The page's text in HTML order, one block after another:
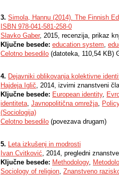
3. Simola, Hannu (2014). The Finnish
ISBN 978-041-581-258-0
Slavko Gaber, 2015, recenzija, prikaz
Ključne besede: education system,
Celotno besedilo (datoteka, 110,54 KB)
4. Dejavniki oblikovanja kolektivne
Hajdeja Iglič, 2014, izvirni znanstveni
Ključne besede: European identity,
identiteta, Javnopolitična omrežja,
(Sociologija)
Celotno besedilo (povezava drugam)
5. Leta izkušenj in modrosti
Ivan Cvitković, 2014, pregledni
Ključne besede: Methodology,
Sociology of religion, Znanstveno